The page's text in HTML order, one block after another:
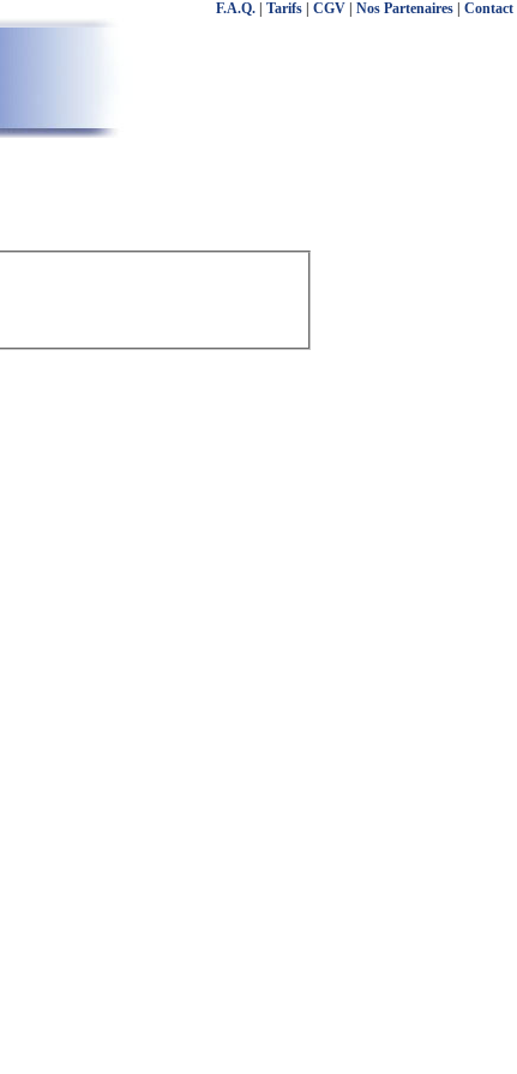
F.A.Q. Tarifs CGV Nos Partenaires Contact